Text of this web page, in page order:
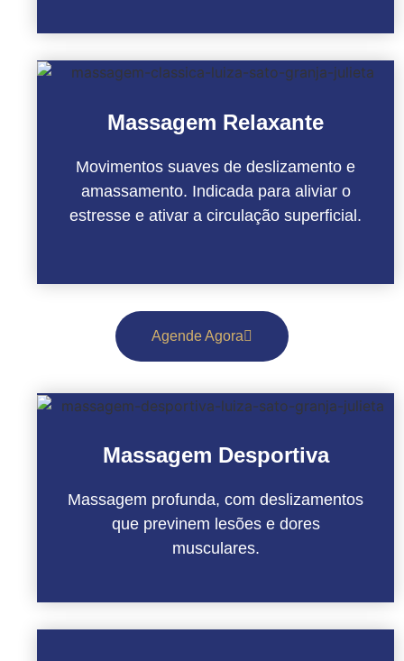
Massagem Relaxante
Movimentos suaves de deslizamento e
amassamento. Indicada para aliviar o
estresse e ativar a circulação superficial.
Agende Agora
Massagem Desportiva
Massagem profunda, com deslizamentos
que previnem lesões e dores
musculares.